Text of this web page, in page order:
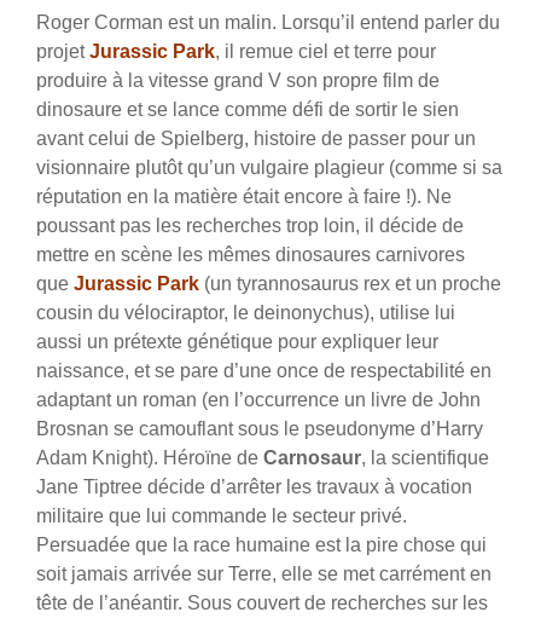
Roger Corman est un malin. Lorsqu’il entend parler du
projetJurassic Park, il remue ciel et terre pour
produire à la vitesse grand V son propre film de
dinosaure et se lance comme défi de sortir le sien
avant celui de Spielberg, histoire de passer pour un
visionnaire plutôt qu’un vulgaire plagieur (comme si sa
réputation en la matière était encore à faire !). Ne
poussant pas les recherches trop loin, il décide de
mettre en scène les mêmes dinosaures carnivores
que Jurassic Park (un tyrannosaurus rex et un proche
cousin du vélociraptor, le deinonychus), utilise lui
aussi un prétexte génétique pour expliquer leur
naissance, et se pare d’une once de respectabilité en
adaptant un roman (en l’occurrence un livre de John
Brosnan se camouflant sous le pseudonyme d’Harry
Adam Knight). Héroïne de Carnosaur, la scientifique
Jane Tiptree décide d’arrêter les travaux à vocation
militaire que lui commande le secteur privé.
Persuadée que la race humaine est la pire chose qui
soit jamais arrivée sur Terre, elle se met carrément en
tête de l’anéantir. Sous couvert de recherches sur les